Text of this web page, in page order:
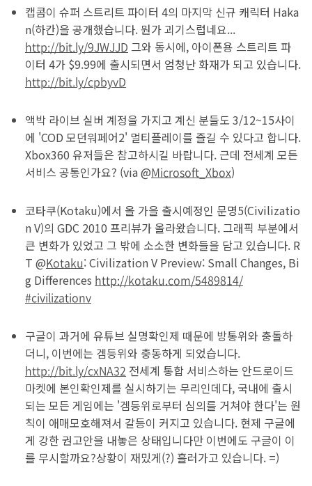
캡콤이 슈퍼 스트리트 파이터 4의 마지막 신규 캐릭터 Haka
n(하칸)을 공개했습니다. 뭔가 괴기스럽네요...
http://bit.ly/9JWJJD 그와 동시에, 아이폰용 스트리트 파
이터 4가 $9.99에 출시되면서 엄청난 화재가 되고 있습니다.
http://bit.ly/cpbyvD
액박 라이브 실버 계정을 가지고 계신 분들도 3/12~15사이
에 'COD 모던워페어2' 멀티플레이를 즐길 수 있다고 합니다.
Xbox360 유저들은 참고하시길 바랍니다. 근데 전세계 모든
서비스 공통인가요? (via @Microsoft_Xbox)
코타쿠(Kotaku)에서 올 가을 출시예정인 문명5(Civilizatio
n V)의 GDC 2010 프리뷰가 올라왔습니다. 그래픽 부분에서
큰 변화가 있었고 그 밖에 소소한 변화들을 담고 있습니다. R
T @Kotaku: Civilization V Preview: Small Changes, Bi
g Differences http://kotaku.com/5489814/
#civilizationv
구글이 과거에 유튜브 실명확인제 때문에 방통위와 충돌하
더니, 이번에는 겜등위와 충동하게 되었습니다.
http://bit.ly/cxNA32 전세계 통합 서비스하는 안드로이드
마켓에 본인확인제를 실시하기는 무리인데다, 국내에 출시
되는 모든 게임에는 '겜등위로부터 심의를 거쳐야 한다'는 원
칙이 애매모호해져서 갈등이 커지고 있습니다. 현제 구글에
게 강한 권고안을 내놓은 상태입니다만 이번에도 구글이 이
를 무시할까요?상황이 재밌게(?) 흘러가고 있습니다. =)